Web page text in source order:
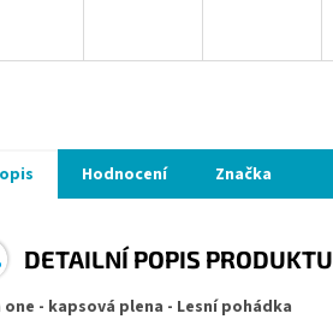
Hodnocení Značka
DETAILNÍ POPIS PRODUKTU
one - kapsová plena - Lesní pohádka